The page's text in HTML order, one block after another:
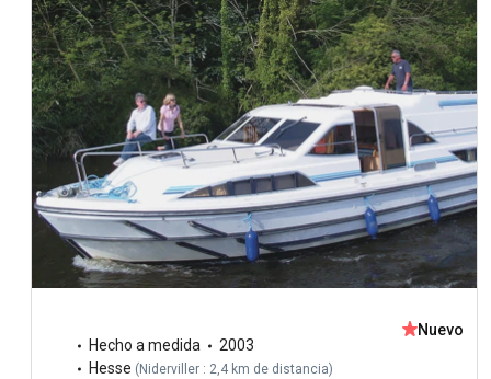
Hecho a medida
2003
Hesse ( Niderviller : 2,4 km de distancia)
Nuevo